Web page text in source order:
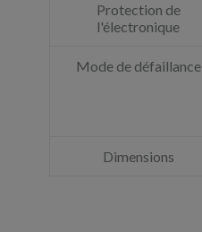
Protection de
l'électronique
Mode de défaillance
Dimensions